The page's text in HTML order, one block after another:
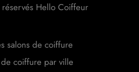
réservés Hello Coiffeur
salons de coiffure
de coiffure par ville